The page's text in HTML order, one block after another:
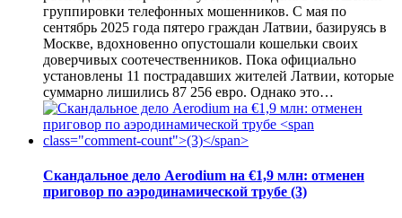
группировки телефонных мошенников. С мая по
сентябрь 2025 года пятеро граждан Латвии, базируясь в
Москве, вдохновенно опустошали кошельки своих
доверчивых соотечественников. Пока официально
установлены 11 пострадавших жителей Латвии, которые
суммарно лишились 87 256 евро. Однако это…
Скандальное дело Aerodium на €1,9 млн: отменен
приговор по аэродинамической трубе (3)